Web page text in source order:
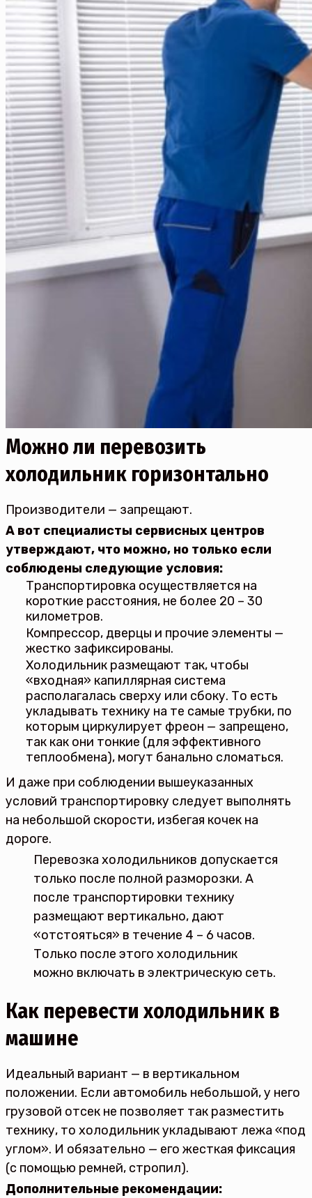
Можно ли перевозить
холодильник горизонтально
Производители — запрещают.
А вот специалисты сервисных центров
утверждают, что можно, но только если
соблюдены следующие условия:
Транспортировка осуществляется на
короткие расстояния, не более 20 – 30
километров.
Компрессор, дверцы и прочие элементы —
жестко зафиксированы.
Холодильник размещают так, чтобы
«входная» капиллярная система
располагалась сверху или сбоку. То есть
укладывать технику на те самые трубки, по
которым циркулирует фреон — запрещено,
так как они тонкие (для эффективного
теплообмена), могут банально сломаться.
И даже при соблюдении вышеуказанных
условий транспортировку следует выполнять
на небольшой скорости, избегая кочек на
дороге.
Перевозка холодильников допускается
только после полной разморозки. А
после транспортировки технику
размещают вертикально, дают
«отстояться» в течение 4 – 6 часов.
Только после этого холодильник
можно включать в электрическую сеть.
Как перевести холодильник в
машине
Идеальный вариант — в вертикальном
положении. Если автомобиль небольшой, у него
грузовой отсек не позволяет так разместить
технику, то холодильник укладывают лежа «под
углом». И обязательно — его жесткая фиксация
(с помощью ремней, стропил).
Дополнительные рекомендации: